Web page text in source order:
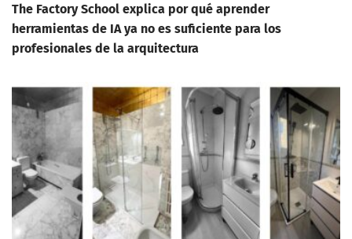
The Factory School explica por qué aprender
herramientas de IA ya no es suficiente para los
profesionales de la arquitectura